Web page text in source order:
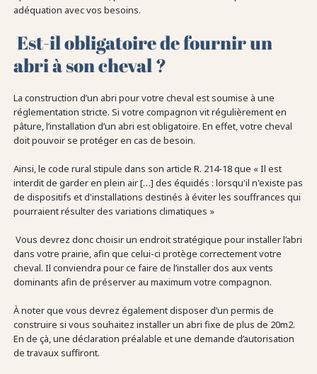
adéquation avec vos besoins.
Est-il obligatoire de fournir un
abri à son cheval ?
La construction d’un abri pour votre cheval est soumise à une
réglementation stricte. Si votre compagnon vit régulièrement en
pâture, l’installation d’un abri est obligatoire. En effet, votre cheval
doit pouvoir se protéger en cas de besoin.
Ainsi, le code rural stipule dans son article R. 214-18 que « Il est
interdit de garder en plein air […] des équidés : lorsqu'il n'existe pas
de dispositifs et d'installations destinés à éviter les souffrances qui
pourraient résulter des variations climatiques »
Vous devrez donc choisir un endroit stratégique pour installer l’abri
dans votre prairie, afin que celui-ci protège correctement votre
cheval. Il conviendra pour ce faire de l’installer dos aux vents
dominants afin de préserver au maximum votre compagnon.
À noter que vous devrez également disposer d’un permis de
construire si vous souhaitez installer un abri fixe de plus de 20m2.
En de çà, une déclaration préalable et une demande d’autorisation
de travaux suffiront.